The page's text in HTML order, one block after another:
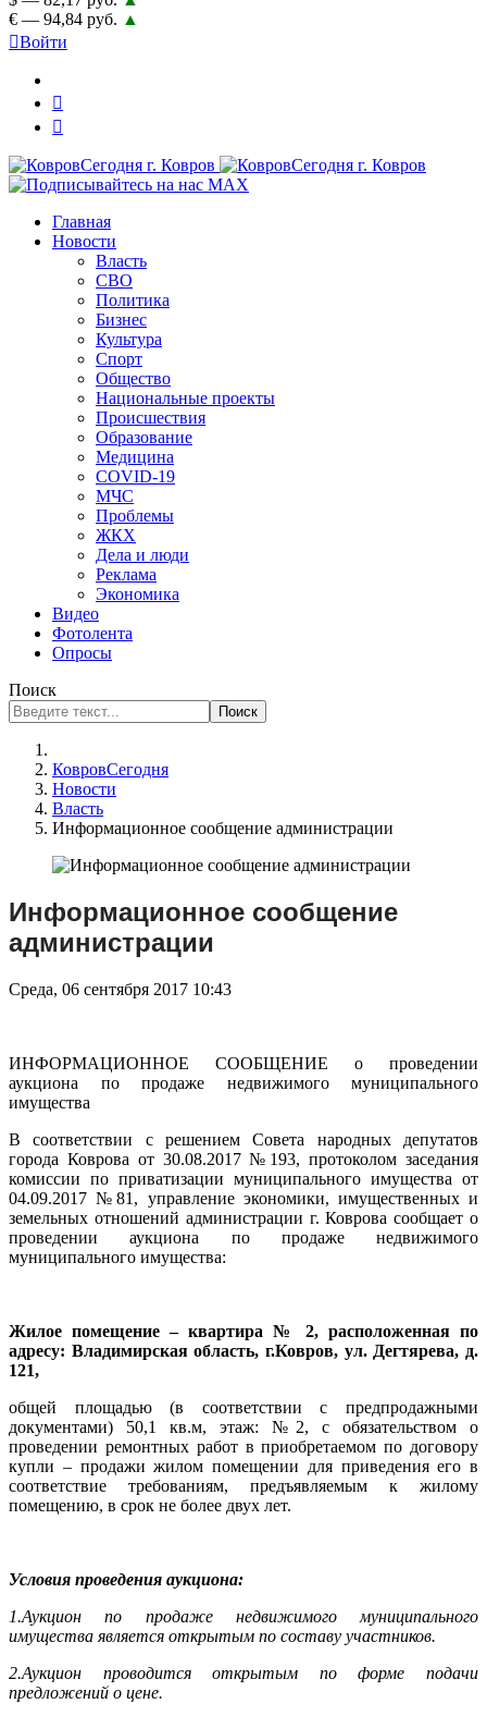
€ — 94,84 руб. ▲
Войти
Главная
Новости
Власть
СВО
Политика
Бизнес
Культура
Спорт
Общество
Национальные проекты
Происшествия
Образование
Медицина
COVID-19
МЧС
Проблемы
ЖКХ
Дела и люди
Реклама
Экономика
Видео
Фотолента
Опросы
Поиск
Поиск
КовровСегодня
Новости
Власть
Информационное сообщение администрации
Информационное сообщение
администрации
Среда, 06 сентября 2017 10:43
ИНФОРМАЦИОННОЕ СООБЩЕНИЕ о проведении
аукциона по продаже недвижимого муниципального
имущества
В соответствии с решением Совета народных депутатов
города Коврова от 30.08.2017 №193, протоколом заседания
комиссии по приватизации муниципального имущества от
04.09.2017 №81, управление экономики, имущественных и
земельных отношений администрации г. Коврова сообщает о
проведении аукциона по продаже недвижимого
муниципального имущества:
Жилое помещение – квартира № 2, расположенная по
адресу: Владимирская область, г.Ковров, ул. Дегтярева, д.
121,
общей площадью (в соответствии с предпродажными
документами) 50,1 кв.м, этаж: №2, с обязательством о
проведении ремонтных работ в приобретаемом по договору
купли – продажи жилом помещении для приведения его в
соответствие требованиям, предъявляемым к жилому
помещению, в срок не более двух лет.
Условия проведения аукциона:
1.Аукцион по продаже недвижимого муниципального
имущества является открытым по составу участников.
2.Аукцион проводится открытым по форме подачи
предложений о цене.